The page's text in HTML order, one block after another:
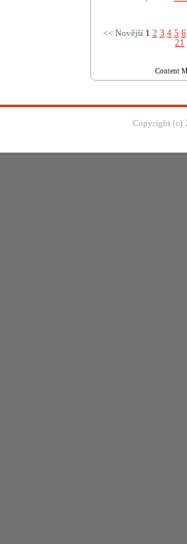
<< Novější­ 1 2 3 4 5 6
21
Content
Copyright (c)